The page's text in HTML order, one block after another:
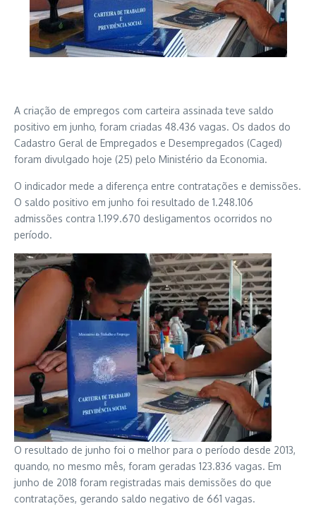
A criação de empregos com carteira assinada teve saldo
positivo em junho, foram criadas 48.436 vagas. Os dados do
Cadastro Geral de Empregados e Desempregados (Caged)
foram divulgado hoje (25) pelo Ministério da Economia.
O indicador mede a diferença entre contratações e demissões.
O saldo positivo em junho foi resultado de 1.248.106
admissões contra 1.199.670 desligamentos ocorridos no
período.
O resultado de junho foi o melhor para o período desde 2013,
quando, no mesmo mês, foram geradas 123.836 vagas. Em
junho de 2018 foram registradas mais demissões do que
contratações, gerando saldo negativo de 661 vagas.